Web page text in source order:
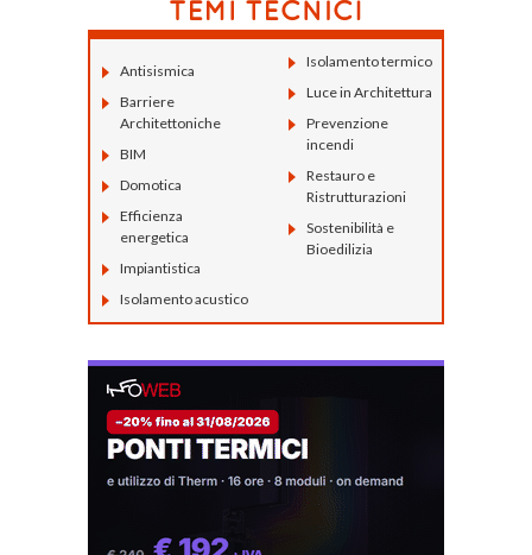
Antisismica
Barriere
Architettoniche
BIM
Domotica
Efficienza
energetica
Impiantistica
Isolamento acustico
Isolamento termico
Luce in Architettura
Prevenzione
incendi
Restauro e
Ristrutturazioni
Sostenibilità e
Bioedilizia